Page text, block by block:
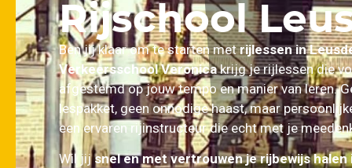
Rijschool
Ben jij klaar om te starten metrijlessen in
Verkeersschool Veronicakrijg je rijlessen die
afgestemd op jouw tempo en manier van leren.
lespakket, geen onnodige haast, maar
een ervaren rijinstructeur die echt met je
Wil jijsnel en met vertrouwen je rijbewijs halen